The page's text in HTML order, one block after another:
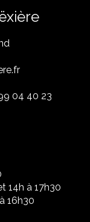
04 40 23
14h à 17h30
16h30